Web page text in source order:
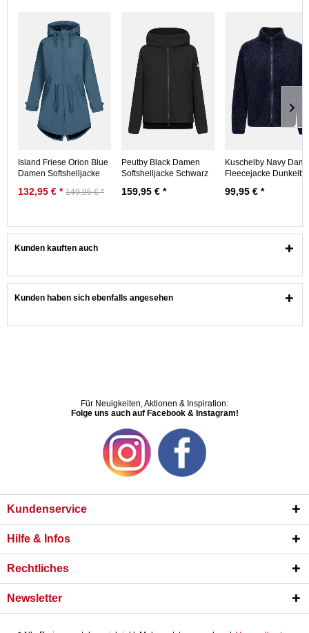
Island Friese Orion Blue
Damen Softshelljacke
132,95 € * 149,95 € *
Peutby Black Damen
Softshelljacke Schwarz
159,95 € *
Kuschelby Navy
Fleecejacke
99,95 € *
Kunden kauften auch
Kunden haben sich ebenfalls angesehen
Für Neuigkeiten, Aktionen & Inspiration:
Folge uns auch auf Facebook & Instagram!
Kundenservice
Hilfe & Infos
Rechtliches
Newsletter